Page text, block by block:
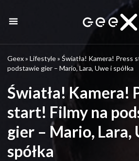
Geex» Lifestyle» Światła! Kamera! Press
podstawie gier – Mario, Lara, Uwe i spółka
Światła! Kamera!
start! Filmy na
gier – Mario, Lara,
spółka